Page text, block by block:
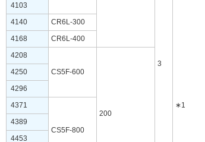
3
∗1
4103
4140
CR6L-300
4168
CR6L-400
4208
CS5F-600
200
4250
4296
4371
CS5F-800
4389
4453